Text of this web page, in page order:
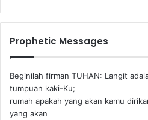
Prophetic Messages
Beginilah firman TUHAN: Langit
tumpuan kaki-Ku;
rumah apakah yang akan kamu
yang akan